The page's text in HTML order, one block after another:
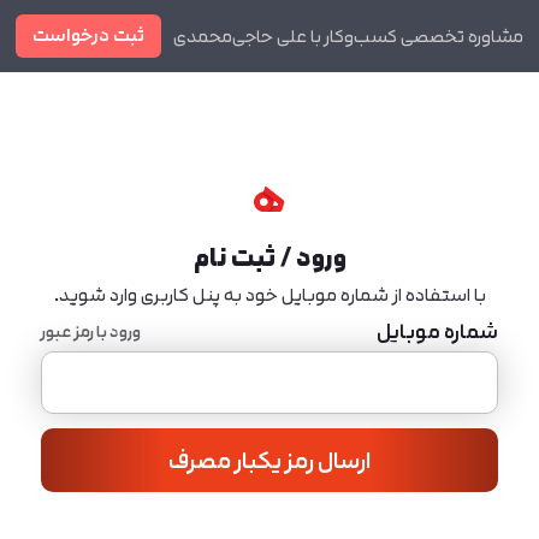
مشاوره تخصصی کسب‌وکار با علی حاجی‌محمدی ثبت درخواست
ورود / ثبت نام
با استفاده از شماره موبایل خود به پنل کاربری وارد شوید.
شماره موبایل ورود با رمز عبور
ارسال رمز یکبار مصرف